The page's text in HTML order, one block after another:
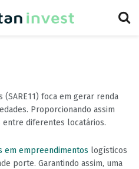
(SARE11) foca em gerar renda
Proporcionando assim
entre diferentes locatários.
em empreendimentos logísticos
porte. Garantindo assim, uma